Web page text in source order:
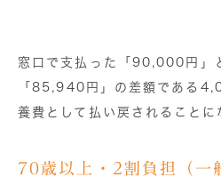
窓口で支払った「90,000円」
「85,940円」の差額である
養費として払い戻されることに
70歳以上・2割負担（一